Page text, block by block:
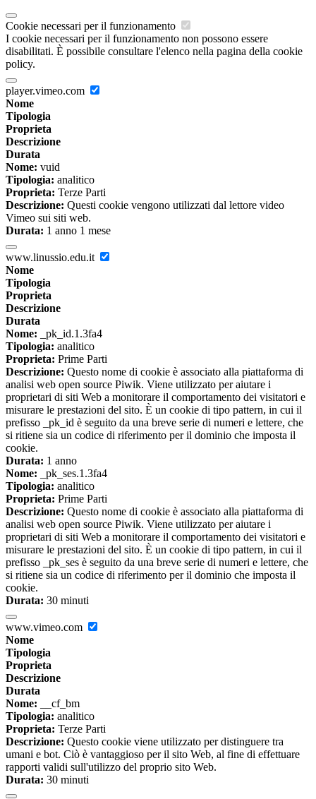
Cookie necessari per il funzionamento
I cookie necessari per il funzionamento non possono essere
disabilitati. È possibile consultare l'elenco nella pagina della cookie
policy.
player.vimeo.com
Nome
Tipologia
Proprieta
Descrizione
Durata
Nome: vuid
Tipologia: analitico
Proprieta: Terze Parti
Descrizione: Questi cookie vengono utilizzati dal lettore video
Vimeo sui siti web.
Durata: 1 anno 1 mese
www.linussio.edu.it
Nome
Tipologia
Proprieta
Descrizione
Durata
Nome: _pk_id.1.3fa4
Tipologia: analitico
Proprieta: Prime Parti
Descrizione: Questo nome di cookie è associato alla piattaforma di
analisi web open source Piwik. Viene utilizzato per aiutare i
proprietari di siti Web a monitorare il comportamento dei visitatori e
misurare le prestazioni del sito. È un cookie di tipo pattern, in cui il
prefisso _pk_id è seguito da una breve serie di numeri e lettere, che
si ritiene sia un codice di riferimento per il dominio che imposta il
cookie.
Durata: 1 anno
Nome: _pk_ses.1.3fa4
Tipologia: analitico
Proprieta: Prime Parti
Descrizione: Questo nome di cookie è associato alla piattaforma di
analisi web open source Piwik. Viene utilizzato per aiutare i
proprietari di siti Web a monitorare il comportamento dei visitatori e
misurare le prestazioni del sito. È un cookie di tipo pattern, in cui il
prefisso _pk_ses è seguito da una breve serie di numeri e lettere, che
si ritiene sia un codice di riferimento per il dominio che imposta il
cookie.
Durata: 30 minuti
www.vimeo.com
Nome
Tipologia
Proprieta
Descrizione
Durata
Nome: __cf_bm
Tipologia: analitico
Proprieta: Terze Parti
Descrizione: Questo cookie viene utilizzato per distinguere tra
umani e bot. Ciò è vantaggioso per il sito Web, al fine di effettuare
rapporti validi sull'utilizzo del proprio sito Web.
Durata: 30 minuti